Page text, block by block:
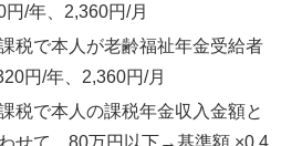
/年、2,360円/月
税で本人が老齢福祉年金受給者
円/年、2,360円/月
税で本人の課税年金収入金額と
せて、80万円以下→基準額 ×0.4